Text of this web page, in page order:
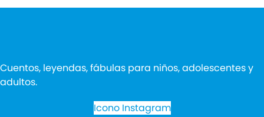
Cuentos, leyendas, fábulas para niños, adolescentes y
adultos.
Icono Instagram